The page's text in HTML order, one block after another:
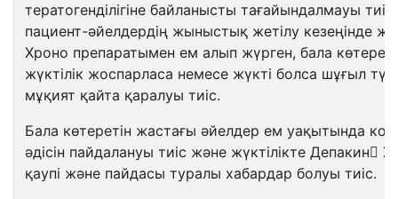
тератогенділігіне байланысты тағайындалмауы
пациент-әйелдердің жыныстық жетілу кезеңінде
Хроно препаратымен ем алып жүрген, бала
жүктілік жоспарласа немесе жүкті болса шұғыл
мұқият қайта қаралуы тиіс.
Бала көтеретін жастағы әйелдер ем уақытында
әдісін пайдалануы тиіс және жүктілікте Депакин
қаупі және пайдасы туралы хабардар болуы тиіс.